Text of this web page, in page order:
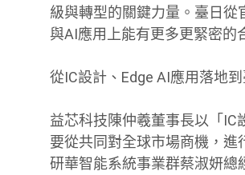
級與轉型的關鍵力量。臺日
與AI應用上能有更多更緊密的
從IC設計、Edge AI應用落地
益芯科技陳仲羲董事長以「IC
要從共同對全球市場商機，進
研華智能系統事業群蔡淑妍總